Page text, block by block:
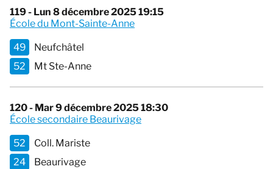
119 - Lun 8 décembre 2025 19:15
École du Mont-Sainte-Anne
49
Neufchâtel
52
Mt Ste-Anne
120 - Mar 9 décembre 2025 18:30
École secondaire Beaurivage
52
Coll. Mariste
24
Beaurivage